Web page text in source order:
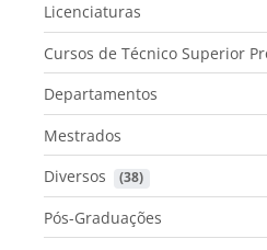
Licenciaturas
Cursos de Técnico Superior
Departamentos
Mestrados
Diversos
(38)
Pós-Graduações